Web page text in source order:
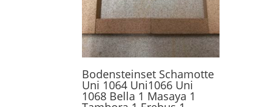
Bodensteinset Schamotte
Uni 1064 Uni1066 Uni
1068 Bella 1 Masaya 1